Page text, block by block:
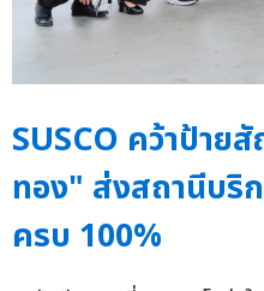
SUSCO คว้าป้า
ทอง" ส่งสถานีบริก
ครบ 100%